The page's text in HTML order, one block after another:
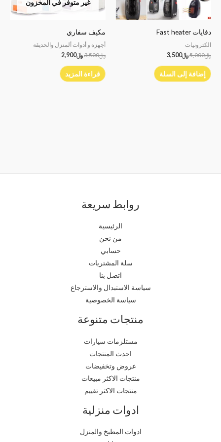
دفايات Fast heater
الكترونيات
﷼5,000﷼3,500
إضافة إلى السلة
غير متوفر في المخزون
مكيف سفاري
أجهزة و أدوات ألمنزل والحديقة
﷼3,500﷼2,900
قراءة المزيد
روابط سريعة
الرئيسية
من نحن
حسابي
سلة المشتريات
اتصل بنا
سياسة الاستبدال والاسترجاع
سياسة الخصوصية
منتجات متنوعة
مستلزمات سيارات
احدث المنتجات
عروض وتخفيضات
منتجات الاكثر مبيعات
منتجات الاكثر تقييم
ادوات منزلية
ادوات المطبخ والمنزل